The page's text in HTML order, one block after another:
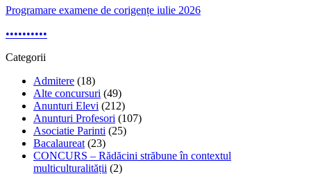
Programare examene de corigențe iulie 2026
••••••••••
Categorii
Admitere (18)
Alte concursuri (49)
Anunturi Elevi (212)
Anunturi Profesori (107)
Asociatie Parinti (25)
Bacalaureat (23)
CONCURS – Rădăcini străbune în contextul
multiculturalității (2)